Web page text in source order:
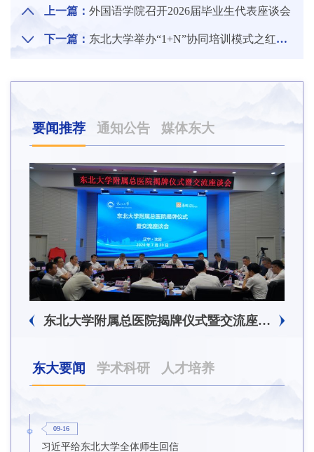
上一篇： 外国语学院召开2026届毕业生代表座谈会
下一篇： 东北大学举办“1+N”协同培训模式之红旗渠精神培训班
要闻推荐 通知公告 媒体东大
东北大学附属总医院揭牌仪式暨交流座谈会举行
东大要闻 学术科研 人才培养
09-16
习近平给东北大学全体师生回信